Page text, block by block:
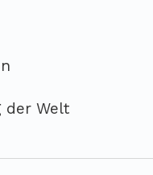
der Welt